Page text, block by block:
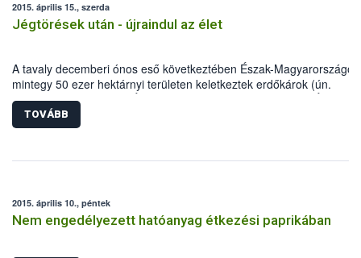
2015. április 15., szerda
Jégtörések után - újraindul az élet
A tavaly decemberi ónos eső következtében Észak-Magyarországon
mintegy 50 ezer hektárnyi területen keletkeztek erdőkárok (ún.
jégtörések). A Nemzeti Élelmiszerlánc-biztonsági Hivatal (NÉBIH)
munkatársai alapszintű származási kísérlet ültetésével segítették a
helyreállítást a Börzsönyben az Ipoly Erdő Zrt. Diósjenő
TOVÁBB
2015. április 10., péntek
Nem engedélyezett hatóanyag étkezési paprikában